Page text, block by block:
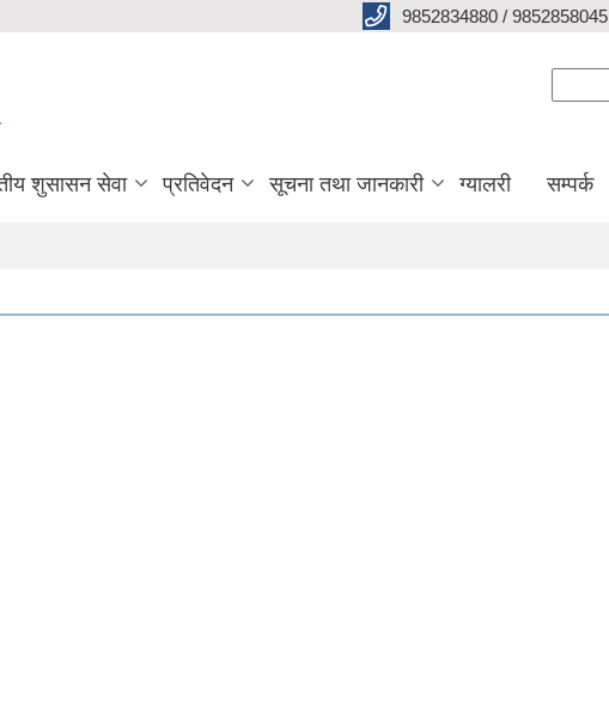
9852834880 / 9852858045
शुसासन सेवा प्रतिवेदन सूचना तथा जानकारी ग्यालरी सम्पर्क